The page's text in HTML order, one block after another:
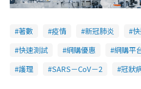
著數 疫情 新冠肺炎
快速測試
網購優惠 網購平
護理
SARS－CoV－2 冠狀